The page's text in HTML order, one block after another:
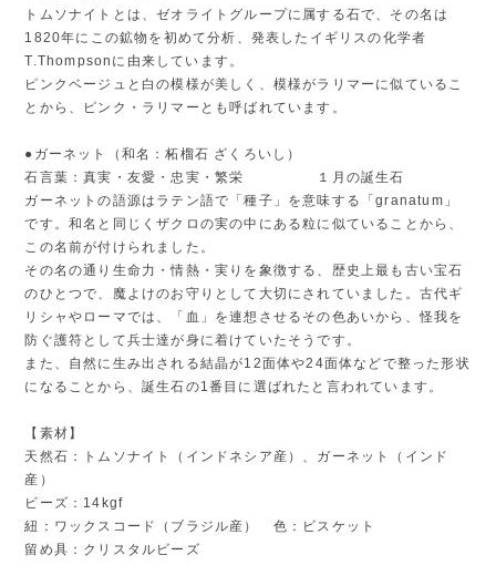
トムソナイトとは、ゼオライトグループに属する石で、その名は
1820年にこの鉱物を初めて分析、発表したイギリスの化学者
T.Thompsonに由来しています。
ピンクベージュと白の模様が美しく、模様がラリマーに似ているこ
とから、ピンク・ラリマーとも呼ばれています。
●ガーネット（和名：柘榴石 ざくろいし）
石言葉：真実・友愛・忠実・繁栄 １月の誕生石
ガーネットの語源はラテン語で「種子」を意味する「granatum」
です。和名と同じくザクロの実の中にある粒に似ていることから、
この名前が付けられました。
その名の通り生命力・情熱・実りを象徴する、歴史上最も古い宝石
のひとつで、魔よけのお守りとして大切にされていました。古代ギ
リシャやローマでは、「血」を連想させるその色あいから、怪我を
防ぐ護符として兵士達が身に着けていたそうです。
また、自然に生み出される結晶が12面体や24面体などで整った形状
になることから、誕生石の1番目に選ばれたと言われています。
【素材】
天然石：トムソナイト（インドネシア産）、ガーネット（インド
産）
ビーズ：14kgf
紐：ワックスコード（ブラジル産） 色：ビスケット
留め具：クリスタルビーズ